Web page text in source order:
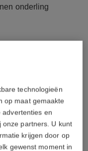
onderling
technologieën
op maat gemaakte
advertenties en
onze partners. U kunt
krijgen door op
gewenst moment in